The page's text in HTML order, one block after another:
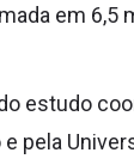
em 6,5
estudo
pela